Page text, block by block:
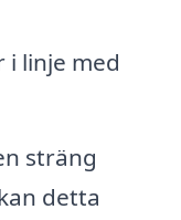
linje med
sträng
detta